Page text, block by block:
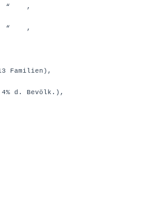
“ ,
“ ,
Bevölk.),